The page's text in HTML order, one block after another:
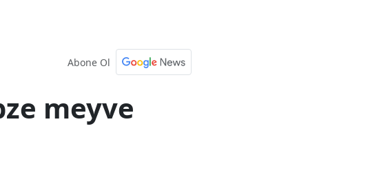
Abone Ol
meyve